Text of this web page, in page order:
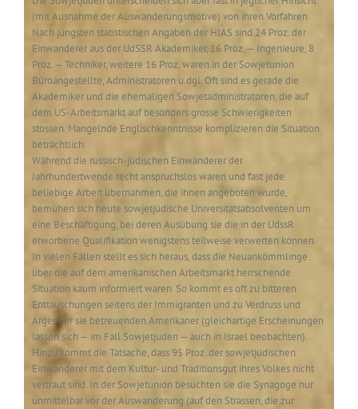
(mit Ausnahme der Auswanderungsmotive) von ihren Vorfahren.
Nach jüngsten statistischen Angaben der HIAS sind 24 Proz. der
Einwanderer aus der UdSSR Akademiker, 16 Proz. — Ingenieure, 8
Proz. — Techniker, weitere 16 Proz. waren in der Sowjetunion
Büroangestellte, Administratoren u.dgl. Oft sind es gerade die
Akademiker und die ehemaligen Sowjetadministratoren, die auf
dem US-Arbeitsmarkt auf besonders grosse Schwierigkeiten
stossen. Mangelnde Englischkenntnisse komplizieren die Situation
beträchtlich.
Während die russisch-jüdischen Einwanderer der
Jahrhundertwende recht anspruchslos waren und fast jede
beliebige Arbeit übernahmen, die ihnen angeboten wurde,
bemühen sich heute sowjetjüdische Universitätsabsolventen um
eine Beschäftigung, bei deren Ausübung sie die in der UdssR
erworbene Qualifikation wenigstens teilweise verwerten können.
In vielen Fällen stellt es sich heraus, dass die Neuankömmlinge
über die auf dem amerikanischen Arbeitsmarkt herrschende
Situation kaum informiert waren. So kommt es oft zu bitteren
Enttäuschungen seitens der Immigranten und zu Verdruss und
Ärger der sie betreuenden Amerikaner (gleichartige Erscheinungen
lassen sich — im Fall Sowjetjuden — auch in Israel beobachten).
Hinzu kommt die Tatsache, dass 95 Proz. der sowjetjüdischen
Einwanderer mit dem Kultur- und Traditionsgut ihres Volkes nicht
vertraut sind. In der Sowjetunion besuchten sie die Synagoge nur
unmittelbar vor der Auswanderung (auf den Strassen, die zur